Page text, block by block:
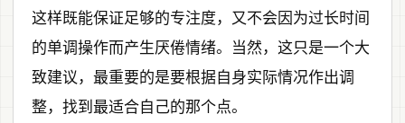
这样既能保证足够的专注度，又不会因为过长时间
的单调操作而产生厌倦情绪。当然，这只是一个大
致建议，最重要的是要根据自身实际情况作出调
整，找到最适合自己的那个点。